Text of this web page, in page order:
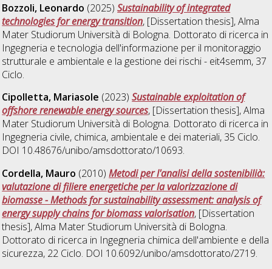
Bozzoli, Leonardo (2025)Sustainability of integrated
technologies for energy transition, [Dissertation thesis], Alma
Mater Studiorum Università di Bologna. Dottorato di ricerca in
Ingegneria e tecnologia dell'informazione per il monitoraggio
strutturale e ambientale e la gestione dei rischi - eit4semm, 37
Ciclo.
Cipolletta, Mariasole (2023)Sustainable exploitation of
offshore renewable energy sources, [Dissertation thesis], Alma
Mater Studiorum Università di Bologna. Dottorato di ricerca in
Ingegneria civile, chimica, ambientale e dei materiali, 35 Ciclo.
DOI 10.48676/unibo/amsdottorato/10693.
Cordella, Mauro (2010)Metodi per l'analisi della sostenibilià:
valutazione di filiere energetiche per la valorizzazione di
biomasse - Methods for sustainability assessment: analysis of
energy supply chains for biomass valorisation, [Dissertation
thesis], Alma Mater Studiorum Università di Bologna.
Dottorato di ricerca in Ingegneria chimica dell'ambiente e della
sicurezza, 22 Ciclo. DOI 10.6092/unibo/amsdottorato/2719.